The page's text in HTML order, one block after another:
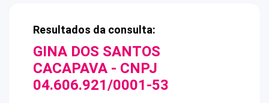
Resultados da consulta:
GINA DOS SANTOS
CACAPAVA - CNPJ
04.606.921/0001-53